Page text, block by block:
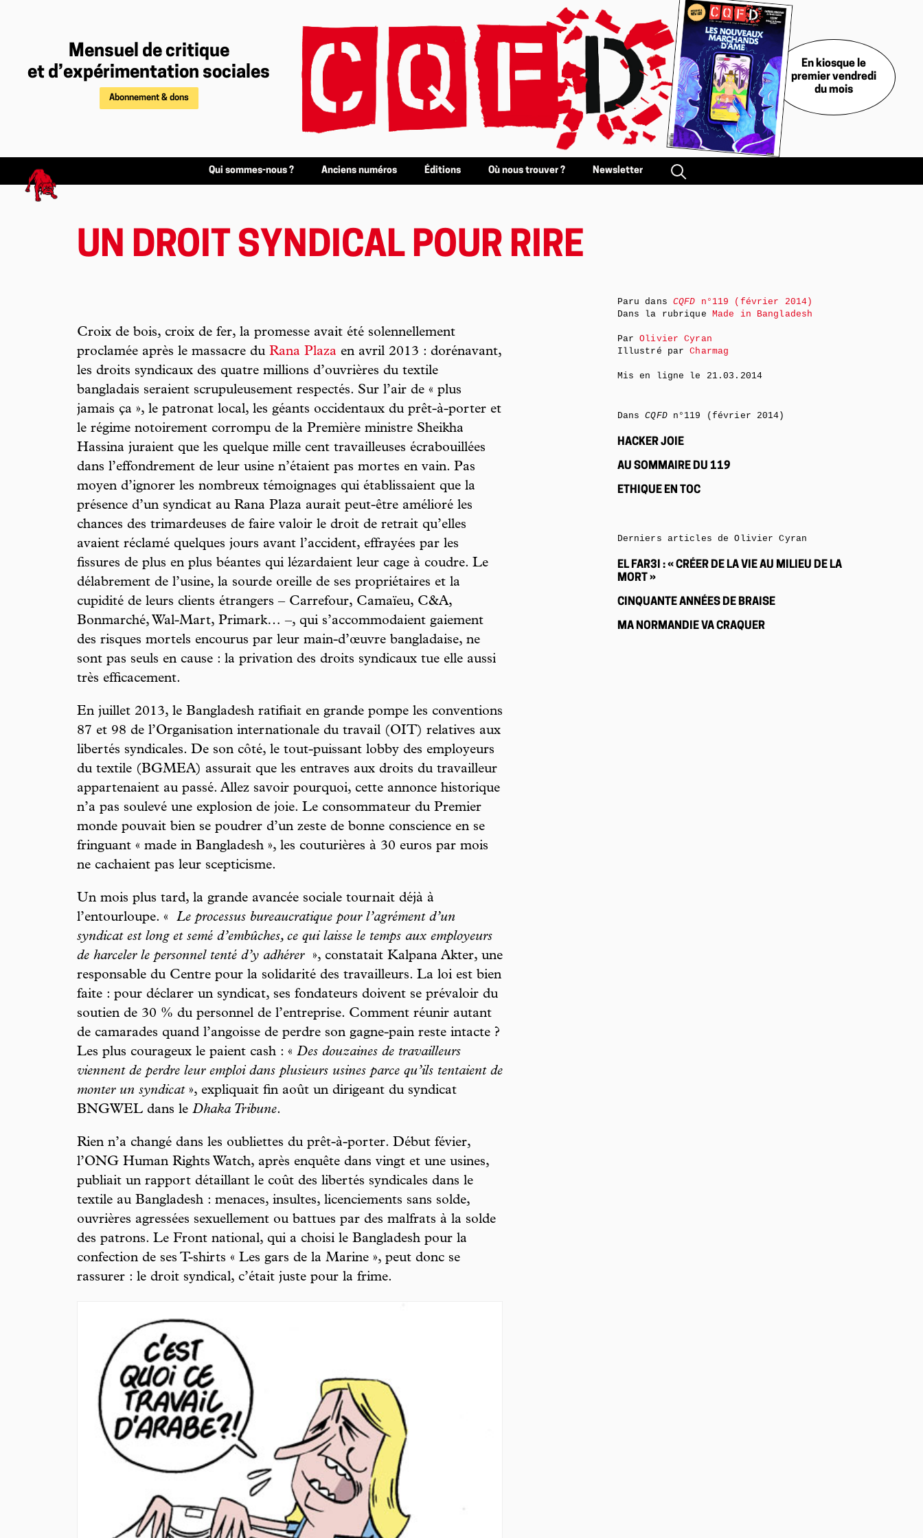
Mensuel de critique
et d’expérimentation sociales
Abonnement & dons
En kiosque le
premier vendredi
du mois
Qui sommes-nous ? Anciens numéros Éditions Où nous trouver ? Newsletter
UN DROIT SYNDICAL POUR RIRE
Croix de bois, croix de fer, la promesse avait été solennellement
proclamée après le massacre du Rana Plaza en avril 2013 : dorénavant,
les droits syndicaux des quatre millions d’ouvrières du textile
bangladais seraient scrupuleusement respectés. Sur l’air de « plus
jamais ça », le patronat local, les géants occidentaux du prêt-à-porter et
le régime notoirement corrompu de la Première ministre Sheikha
Hassina juraient que les quelque mille cent travailleuses écrabouillées
dans l’effondrement de leur usine n’étaient pas mortes en vain. Pas
moyen d’ignorer les nombreux témoignages qui établissaient que la
présence d’un syndicat au Rana Plaza aurait peut-être amélioré les
chances des trimardeuses de faire valoir le droit de retrait qu’elles
avaient réclamé quelques jours avant l’accident, effrayées par les
fissures de plus en plus béantes qui lézardaient leur cage à coudre. Le
délabrement de l’usine, la sourde oreille de ses propriétaires et la
cupidité de leurs clients étrangers – Carrefour, Camaïeu, C&A,
Bonmarché, Wal-Mart, Primark… –, qui s’accommodaient gaiement
des risques mortels encourus par leur main-d’œuvre bangladaise, ne
sont pas seuls en cause : la privation des droits syndicaux tue elle aussi
très efficacement.
En juillet 2013, le Bangladesh ratifiait en grande pompe les conventions
87 et 98 de l’Organisation internationale du travail (OIT) relatives aux
libertés syndicales. De son côté, le tout-puissant lobby des employeurs
du textile (BGMEA) assurait que les entraves aux droits du travailleur
appartenaient au passé. Allez savoir pourquoi, cette annonce historique
n’a pas soulevé une explosion de joie. Le consommateur du Premier
monde pouvait bien se poudrer d’un zeste de bonne conscience en se
fringuant « made in Bangladesh », les couturières à 30 euros par mois
ne cachaient pas leur scepticisme.
Un mois plus tard, la grande avancée sociale tournait déjà à
l’entourloupe. «
Le processus bureaucratique pour l’agrément d’un
syndicat est long et semé d’embûches, ce qui laisse le temps aux employeurs
de harceler le personnel tenté d’y adhérer », constatait Kalpana Akter, une
responsable du Centre pour la solidarité des travailleurs. La loi est bien
faite : pour déclarer un syndicat, ses fondateurs doivent se prévaloir du
soutien de 30 % du personnel de l’entreprise. Comment réunir autant
de camarades quand l’angoisse de perdre son gagne-pain reste intacte ?
Les plus courageux le paient cash : « Des douzaines de travailleurs
viennent de perdre leur emploi dans plusieurs usines parce qu’ils tentaient de
monter un syndicat», expliquait fin août un dirigeant du syndicat
BNGWEL dans le Dhaka Tribune.
Rien n’a changé dans les oubliettes du prêt-à-porter. Début févier,
l’ONG Human Rights Watch, après enquête dans vingt et une usines,
publiait un rapport détaillant le coût des libertés syndicales dans le
textile au Bangladesh : menaces, insultes, licenciements sans solde,
ouvrières agressées sexuellement ou battues par des malfrats à la solde
des patrons. Le Front national, qui a choisi le Bangladesh pour la
confection de ses T-shirts « Les gars de la Marine », peut donc se
rassurer : le droit syndical, c’était juste pour la frime.
Paru dans CQFD n°119 (février 2014)
Dans la rubrique Made in Bangladesh
ParOlivier Cyran
Illustré parCharmag
Mis en ligne le 21.03.2014
DansCQFDn°119 (février 2014)
HACKER JOIE
AU SOMMAIRE DU 119
ETHIQUE EN TOC
Derniers articles de Olivier Cyran
EL FAR3I : « CRÉER DE LA VIE AU MILIEU DE LA
MORT »
CINQUANTE ANNÉES DE BRAISE
MA NORMANDIE VA CRAQUER